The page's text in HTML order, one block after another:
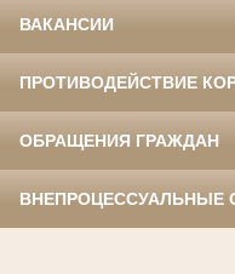
ВАКАНСИИ
ПРОТИВОДЕЙСТВИЕ
ОБРАЩЕНИЯ ГРАЖДАН
ВНЕПРОЦЕССУАЛЬНЫЕ